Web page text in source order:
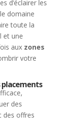
d’éclairer les
domaine
toute la
et une
aux zones
votre
des
des offres